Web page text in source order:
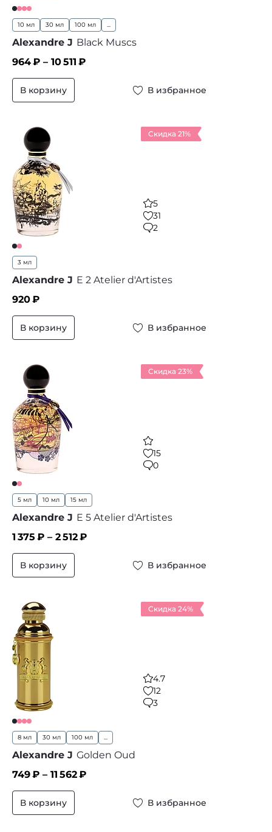
10 мл 30 мл 100 мл ...
Alexandre J Black Muscs
964₽ – 10 511 ₽
В корзину В избранное
Скидка 21%
5
31
2
3 мл
Alexandre J E 2 Atelier d'Artistes
920₽
В корзину В избранное
Скидка 23%
15
0
5 мл 10 мл 15 мл
Alexandre J E 5 Atelier d'Artistes
1 375 ₽ – 2 512₽
В корзину В избранное
Скидка 24%
4.7
12
3
8 мл 30 мл 100 мл ...
Alexandre J Golden Oud
749₽ – 11 562₽
В корзину В избранное